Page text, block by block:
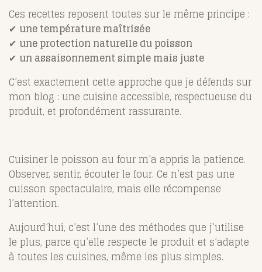
Ces recettes reposent toutes sur le même principe :
✔ une température maîtrisée
✔ une protection naturelle du poisson
✔ un assaisonnement simple mais juste
C’est exactement cette approche que je défends sur
mon blog : une cuisine accessible, respectueuse du
produit, et profondément rassurante.
Cuisiner le poisson au four m’a appris la patience.
Observer, sentir, écouter le four. Ce n’est pas une
cuisson spectaculaire, mais elle récompense
l’attention.
Aujourd’hui, c’est l’une des méthodes que j’utilise
le plus, parce qu’elle respecte le produit et s’adapte
à toutes les cuisines, même les plus simples.